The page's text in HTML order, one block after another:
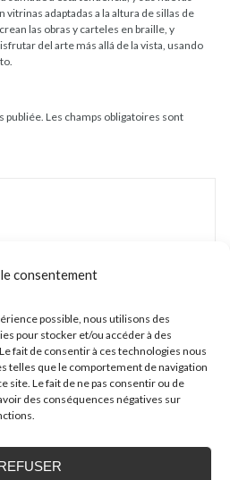
consentement
possible, nous utilisons des
pour stocker et/ou accéder à des
fait de consentir à ces technologies nous
telles que le comportement de navigation
site. Le fait de ne pas consentir ou de
des conséquences négatives sur
vitrinas adaptadas a la altura de sillas de
las obras y carteles en braille, y
del arte más allá de la vista, usando
publiée. Les champs obligatoires sont